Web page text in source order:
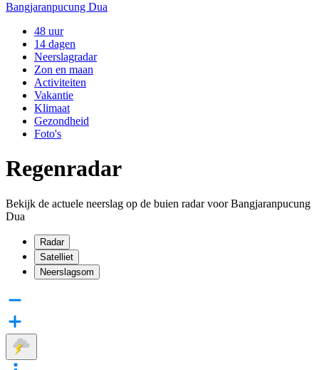
Bangjaranpucung Dua
48 uur
14 dagen
Neerslagradar
Zon en maan
Activiteiten
Vakantie
Klimaat
Gezondheid
Foto's
Regenradar
Bekijk de actuele neerslag op de buien radar voor Bangjaranpucung
Dua
Radar
Satelliet
Neerslagsom